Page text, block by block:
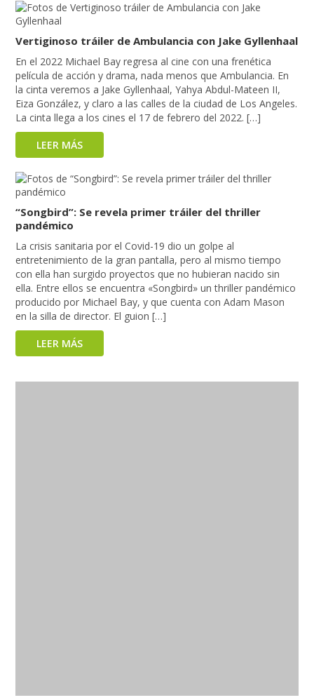
Vertiginoso tráiler de Ambulancia con Jake Gyllenhaal
En el 2022 Michael Bay regresa al cine con una frenética
película de acción y drama, nada menos que Ambulancia. En
la cinta veremos a Jake Gyllenhaal, Yahya Abdul-Mateen II,
Eiza González, y claro a las calles de la ciudad de Los Angeles.
La cinta llega a los cines el 17 de febrero del 2022. […]
LEER MÁS
“Songbird”: Se revela primer tráiler del thriller
pandémico
La crisis sanitaria por el Covid-19 dio un golpe al
entretenimiento de la gran pantalla, pero al mismo tiempo
con ella han surgido proyectos que no hubieran nacido sin
ella. Entre ellos se encuentra «Songbird» un thriller pandémico
producido por Michael Bay, y que cuenta con Adam Mason
en la silla de director. El guion […]
LEER MÁS